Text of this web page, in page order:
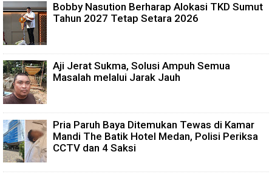
Bobby Nasution Berharap Alokasi TKD Sumut
Tahun 2027 Tetap Setara 2026
Aji Jerat Sukma, Solusi Ampuh Semua
Masalah melalui Jarak Jauh
Pria Paruh Baya Ditemukan Tewas di Kamar
Mandi The Batik Hotel Medan, Polisi Periksa
CCTV dan 4 Saksi